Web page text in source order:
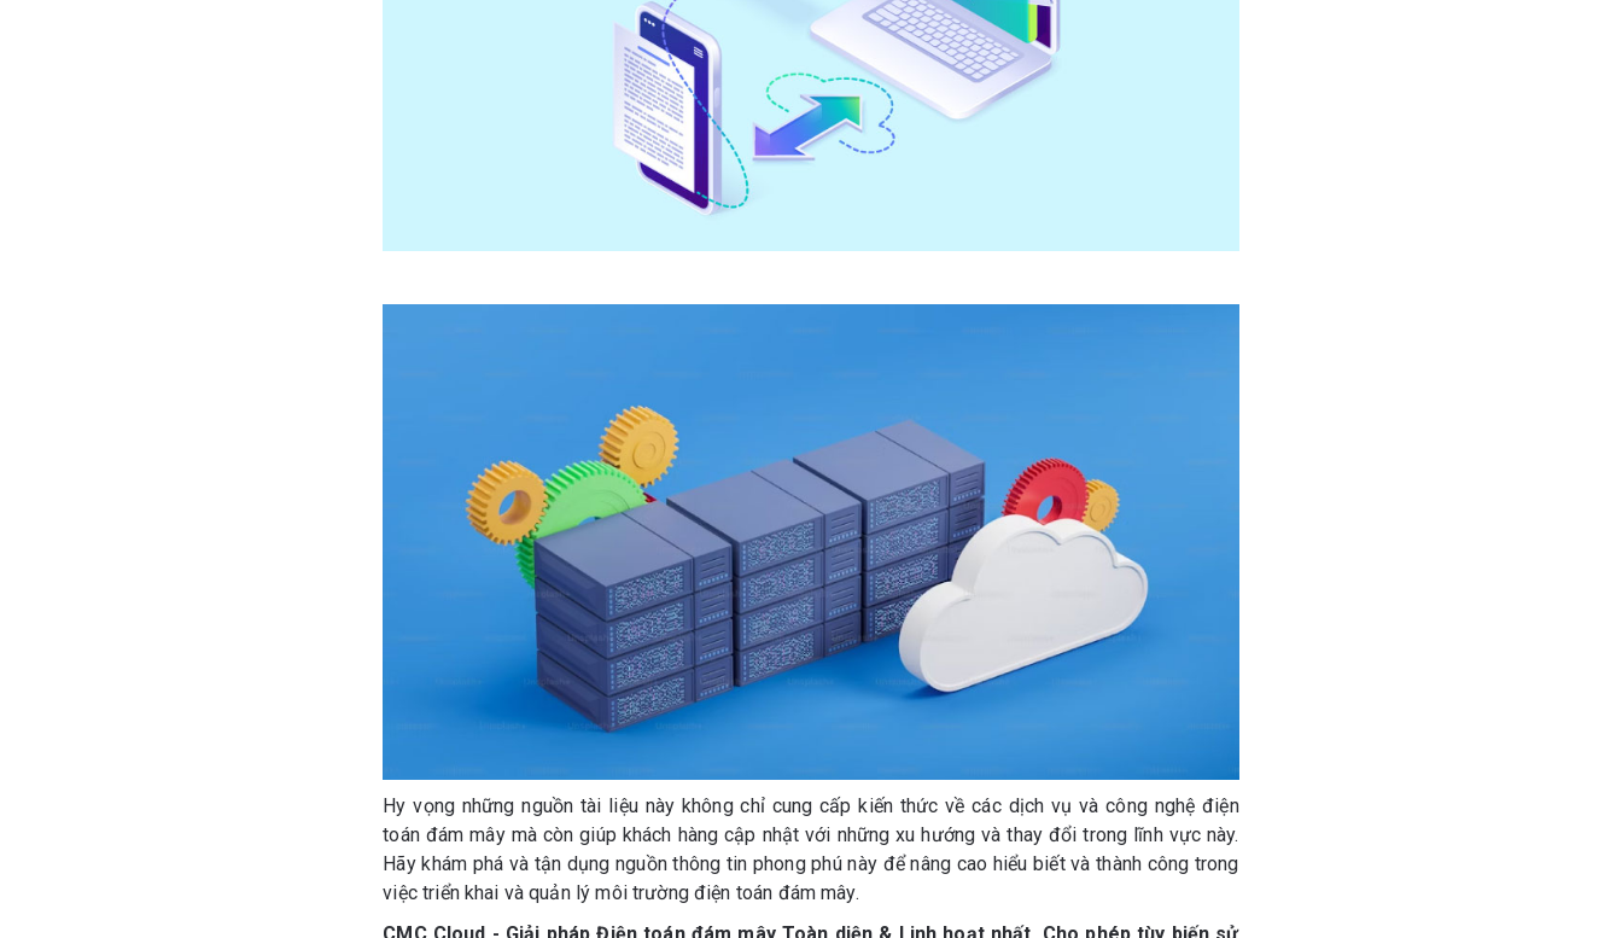
Hy vọng những nguồn tài liệu này không chỉ cung cấp kiến thức về các dịch vụ và công nghệ điện
toán đám mây mà còn giúp khách hàng cập nhật với những xu hướng và thay đổi trong lĩnh vực này.
Hãy khám phá và tận dụng nguồn thông tin phong phú này để nâng cao hiểu biết và thành công trong
việc triển khai và quản lý môi trường điện toán đám mây.